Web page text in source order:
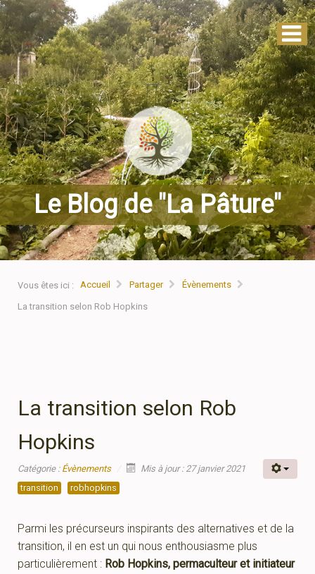
Le Blog de "La Pâture"
Vous êtes ici : Accueil Partager Évènements
La transition selon Rob Hopkins
La transition selon Rob
Hopkins
Catégorie : Évènements
Mis à jour : 27 janvier 2021
transition
robhopkins
Parmi les précurseurs inspirants des alternatives et de la
transition, il en est un qui nous enthousiasme plus
particulièrement : Rob Hopkins, permaculteur et initiateur